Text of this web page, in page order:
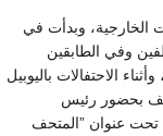
الخارجية، وبدأت في
وفي الطابقين
الاحتفالات باليوبيل
رمزي للمتحف بحضور رئيس
عنوان ”المتحف